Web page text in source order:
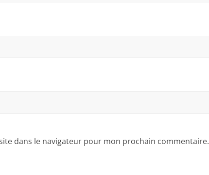
dans le navigateur pour mon prochain commentaire.